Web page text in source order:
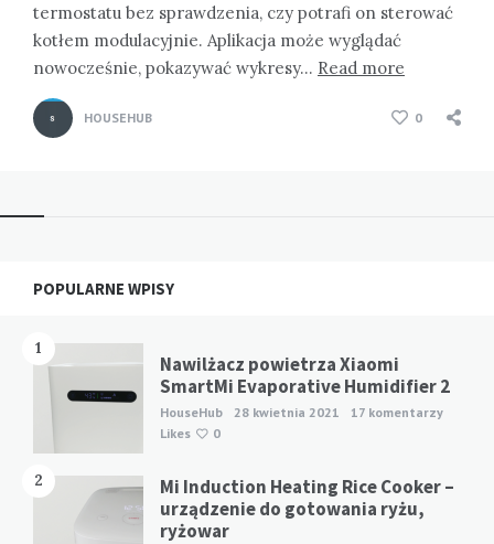
termostatu bez sprawdzenia, czy potrafi on sterować
kotłem modulacyjnie. Aplikacja może wyglądać
nowocześnie, pokazywać wykresy… Read more
HOUSEHUB 0
Widgets
POPULARNE WPISY
1
Nawilżacz powietrza Xiaomi
SmartMi Evaporative Humidifier 2
HouseHub 28 kwietnia 2021
17 komentarzy
Likes
0
2
Mi Induction Heating Rice Cooker –
urządzenie do gotowania ryżu,
ryżowar